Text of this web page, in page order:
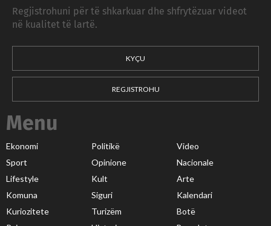
Regjistrohuni për të shkarkuar dhe shfrytëzuar videot
në kualitet të lartë.
KYÇU
REGJISTROHU
Menu
Ekonomi Politikë
Video
Sport
Opinione
Nacionale
Lifestyle
Kult
Arte
Komuna
Siguri
Kalendari
Kuriozitete
Turizëm
Botë